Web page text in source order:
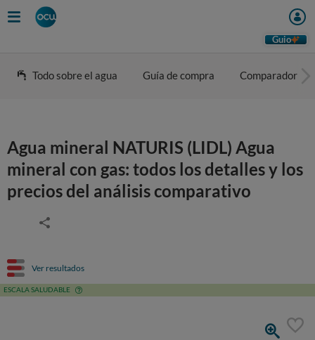
Guio
Todo sobre el agua Guía de compra Comparador
Agua mineral NATURIS (LIDL) Agua
mineral con gas: todos los detalles y los
precios del análisis comparativo
Ver resultados
ESCALA SALUDABLE